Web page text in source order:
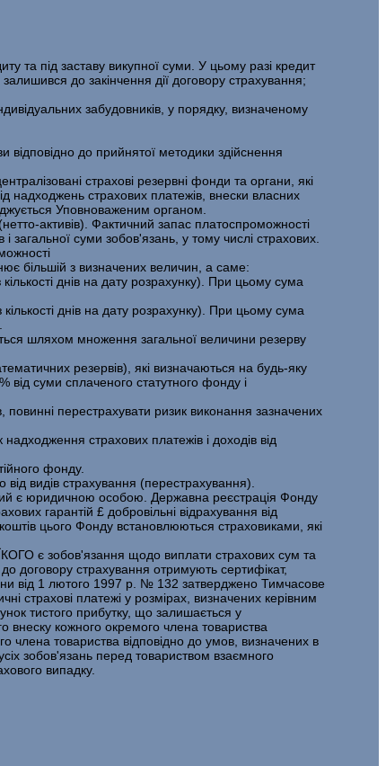
під заставу викупної суми. У цьому разі кредит
до за­кінчення дії договору страхування;
забудовників, у порядку, визначеному
до прийнятої методики здійснення
страхові резервні фонди та органи, які
надходжень страхових платежів, внески власних
Уповноваженим органом.
активів). Фактичний запас платоспроможності
загальної суми зобов'язань, у тому числі страхових.
більшій з визначених величин, а саме:
днів на дату розрахунку). При цьому сума
днів на дату розрахунку). При цьому сума
шляхом множення загальної величини резерву
резервів), які визначаються на будь-яку
суми сплаченого статутного фонду і
перестрахувати ризик виконання зазначених
страхових платежів і доходів від
фонду.
видів страхування (перестрахування).
є юридичною особою. Державна реєстрація Фонду
гарантій £ добровільні відрахування від
цього Фонду встановлюються стра­ховиками, які
є зобов'язання щодо виплати страхових сум та
договору страху­вання отримують сертифікат,
від 1 лютого 1997 р. № 132 затвер­джено Тимчасове
страхові платежі у розмірах, визначених керівним
тистого прибутку, що залишається у
внеску кожного окремого члена товариства
члена товариства відповідно до умов, визначених в
зобов'язань перед товариством взаємного
випадку.